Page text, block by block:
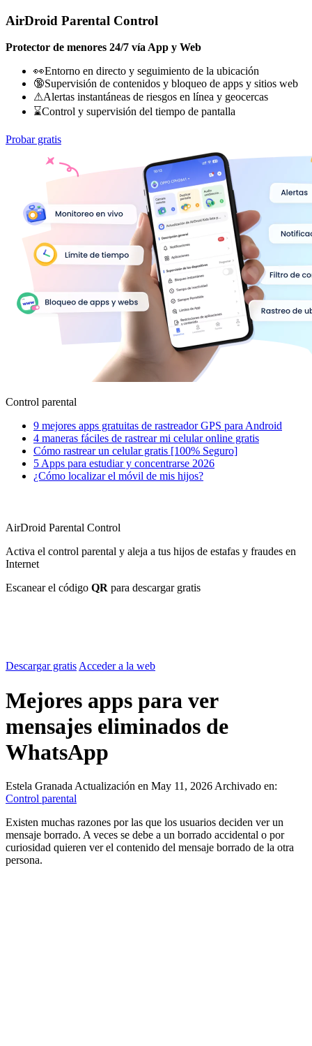
AirDroid Parental Control
Protector de menores 24/7 vía App y Web
👀Entorno en directo y seguimiento de la ubicación
🔞Supervisión de contenidos y bloqueo de apps y sitios web
⚠Alertas instantáneas de riesgos en línea y geocercas
⌛Control y supervisión del tiempo de pantalla
Probar gratis
Control parental
9 mejores apps gratuitas de rastreador GPS para Android
4 maneras fáciles de rastrear mi celular online gratis
Cómo rastrear un celular gratis [100% Seguro]
5 Apps para estudiar y concentrarse 2026
¿Cómo localizar el móvil de mis hijos?
AirDroid Parental Control
Activa el control parental y aleja a tus hijos de estafas y fraudes en
Internet
Escanear el código QR para descargar gratis
Descargar gratisAcceder a la web
Mejores apps para ver
mensajes eliminados de
WhatsApp
Estela Granada Actualización en May 11, 2026 Archivado en:
Control parental
Existen muchas razones por las que los usuarios deciden ver un
mensaje borrado. A veces se debe a un borrado accidental o por
curiosidad quieren ver el contenido del mensaje borrado de la otra
persona.